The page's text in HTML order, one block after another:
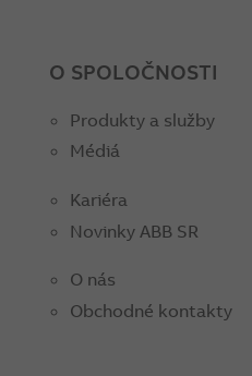
O SPOLOČNOSTI
Produkty a služby
Médiá
Kariéra
Novinky ABB SR
O nás
Obchodné kontakty